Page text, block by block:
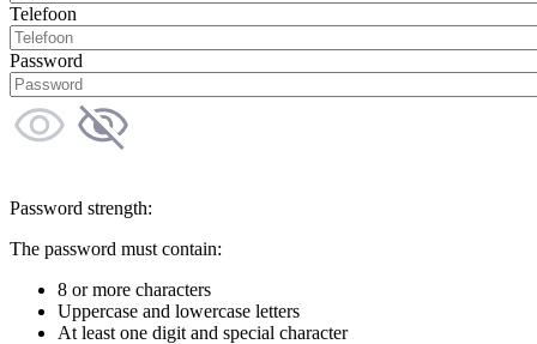
Telefoon
Password
Password strength:
The password must contain:
8 or more characters
Uppercase and lowercase letters
At least one digit and special character